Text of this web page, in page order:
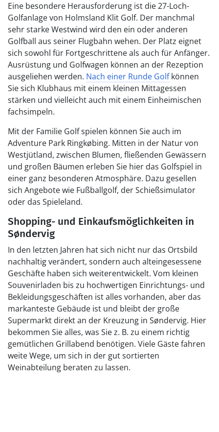
Eine besondere Herausforderung ist die 27-Loch-
Golfanlage von Holmsland Klit Golf. Der manchmal
sehr starke Westwind wird den ein oder anderen
Golfball aus seiner Flugbahn wehen. Der Platz eignet
sich sowohl für Fortgeschrittene als auch für Anfänger.
Ausrüstung und Golfwagen können an der Rezeption
ausgeliehen werden. Nach einer Runde Golfkönnen
Sie sich Klubhaus mit einem kleinen Mittagessen
stärken und vielleicht auch mit einem Einheimischen
fachsimpeln.
Mit der Familie Golf spielen können Sie auch im
Adventure Park Ringkøbing. Mitten in der Natur von
Westjütland, zwischen Blumen, fließenden Gewässern
und großen Bäumen erleben Sie hier das Golfspiel in
einer ganz besonderen Atmosphäre. Dazu gesellen
sich Angebote wie Fußballgolf, der Schießsimulator
oder das Spieleland.
Shopping- und Einkaufsmöglichkeiten in
Søndervig
In den letzten Jahren hat sich nicht nur das Ortsbild
nachhaltig verändert, sondern auch alteingesessene
Geschäfte haben sich weiterentwickelt. Vom kleinen
Souvenirladen bis zu hochwertigen Einrichtungs- und
Bekleidungsgeschäften ist alles vorhanden, aber das
markanteste Gebäude ist und bleibt der große
Supermarkt direkt an der Kreuzung in Søndervig. Hier
bekommen Sie alles, was Sie z. B. zu einem richtig
gemütlichen Grillabend benötigen. Viele Gäste fahren
weite Wege, um sich in der gut sortierten
Weinabteilung beraten zu lassen.